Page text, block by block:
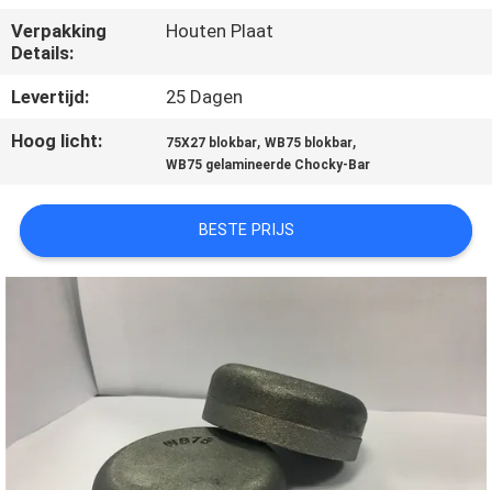
KWALITEITSCONTROLE
CONTACTEER
ONS
NIEUWS
VERZOEK
OM EEN
CITAAT
SITEMAP
Verpakking
Details:
Houten Plaat
Levertijd:
25 Dagen
Hoog licht:
75X27 blokbar,WB75 blokbar,
WB75 gelamineerde Chocky-Bar
BESTE PRIJS